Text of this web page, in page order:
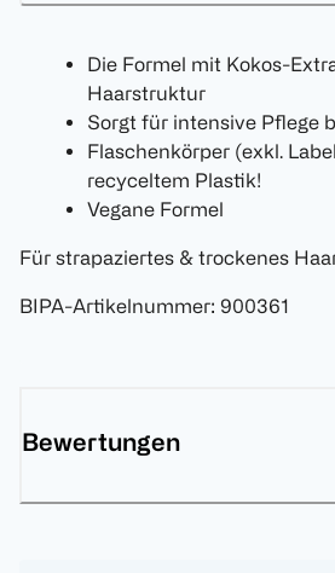
Die Formel mit Kokos-
Haarstruktur
Sorgt für intensive Pflege
Flaschenkörper (exkl.
recyceltem Plastik!
Vegane Formel
Für strapaziertes & trockenes
BIPA-Artikelnummer: 900361
Bewertungen